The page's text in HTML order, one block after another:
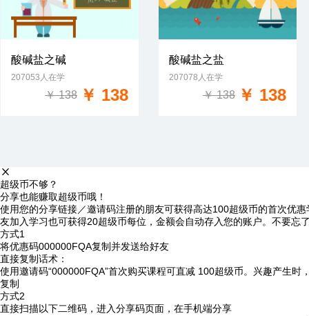
免费试学
酸碱盐之碱
207053人在学
￥ 138 ￥ 138
免费试学
酸碱盐之盐
207078人在学
￥ 138 ￥ 138
超级币不够？
分享也能赚取超级币哦！
使用您的分享链接／邀请码注册的朋友可获得高达100超级币的首次优
友加入学习也可获得20超级币每位，金额会自动存入您的账户。不要忘
方式1
将优惠码000000FQA复制并发送给好友
直接复制话术：
使用邀请码“000000FQA”首次购买课程可直减 100超级币。兴趣产生时
复制
方式2
直接扫描以下二维码，进入分享码页面，在手机端分享